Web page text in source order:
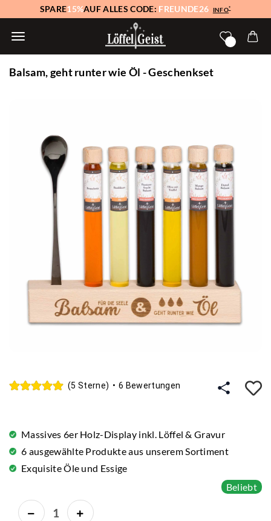
SPARE15%AUF ALLES CODE: FREUNDE26 INFO*
Balsam, geht runter wie Öl - Geschenkset
(5 Sterne) • 6 Bewertungen
Massives 6er Holz-Display inkl. Löffel & Gravur
6 ausgewählte Produkte aus unserem Sortiment
Exquisite Öle und Essige
Beliebt